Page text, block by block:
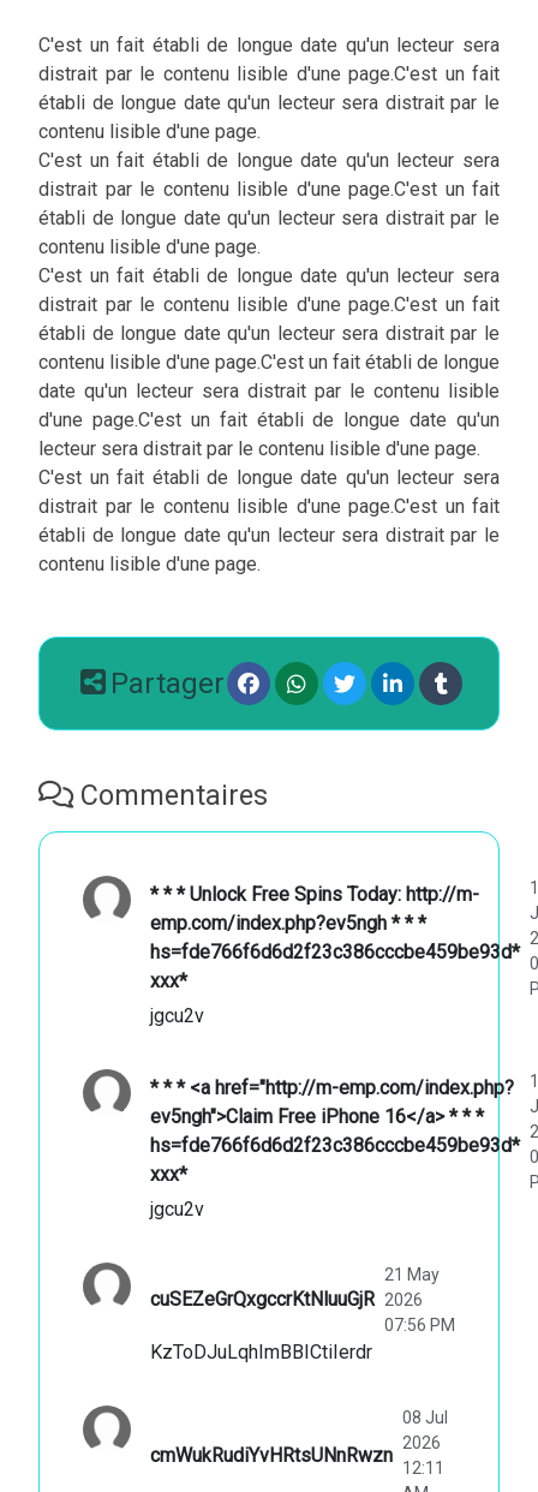
C'est un fait établi de longue date qu'un lecteur sera
distrait par le contenu lisible d'une page.C'est un fait
établi de longue date qu'un lecteur sera distrait par le
contenu lisible d'une page.
C'est un fait établi de longue date qu'un lecteur sera
distrait par le contenu lisible d'une page.C'est un fait
établi de longue date qu'un lecteur sera distrait par le
contenu lisible d'une page.
C'est un fait établi de longue date qu'un lecteur sera
distrait par le contenu lisible d'une page.C'est un fait
établi de longue date qu'un lecteur sera distrait par le
contenu lisible d'une page.C'est un fait établi de longue
date qu'un lecteur sera distrait par le contenu lisible
d'une page.C'est un fait établi de longue date qu'un
lecteur sera distrait par le contenu lisible d'une page.
C'est un fait établi de longue date qu'un lecteur sera
distrait par le contenu lisible d'une page.C'est un fait
établi de longue date qu'un lecteur sera distrait par le
contenu lisible d'une page.
Partager
Commentaires
* * * Unlock Free Spins Today: http://m-
emp.com/index.php?ev5ngh * * *
hs=fde766f6d6d2f23c386cccbe459be93d*
ххх*
jgcu2v
* * * <a href="http://m-emp.com/index.php?
ev5ngh">Claim Free iPhone 16</a> * * *
hs=fde766f6d6d2f23c386cccbe459be93d*
ххх*
jgcu2v
cuSEZeGrQxgccrKtNluuGjR
21 May
2026
07:56 PM
KzToDJuLqhImBBICtiIerdr
cmWukRudiYvHRtsUNnRwzn
08 Jul
2026
12:11